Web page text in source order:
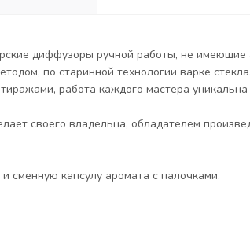
диффузоры ручной работы, не имеющие
по старинной технологии варке стекла.
работа каждого мастера
своего владельца, обладателем
сменную капсулу аромата с палочками.